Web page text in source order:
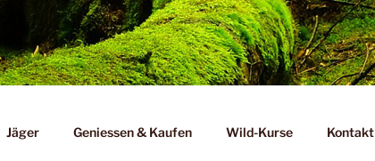
Jäger Geniessen & Kaufen Wild-Kurse Kontakt